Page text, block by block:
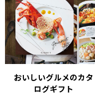
おいしいグルメのカタ
ログギフト